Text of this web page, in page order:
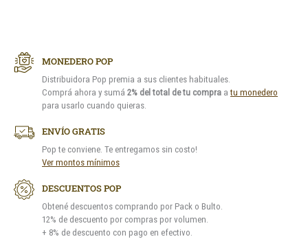
MONEDERO POP
Distribuidora Pop premia a sus clientes habituales.
Comprá ahora y sumá 2% del total de tu compra atu monedero
para usarlo cuando quieras.
ENVÍO GRATIS
Pop te conviene. Te entregamos sin costo!
Ver montos mínimos
DESCUENTOS POP
Obtené descuentos comprando por Pack o Bulto.
12% de descuento por compras por volumen.
+ 8% de descuento con pago en efectivo.